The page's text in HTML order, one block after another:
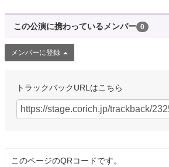
この公演に携わっているメンバー 0
メンバーに登録
トラックバックURLはこちら
このページのQRコードです。